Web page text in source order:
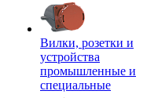
Вилки, розетки и
устройства
промышленные и
специальные